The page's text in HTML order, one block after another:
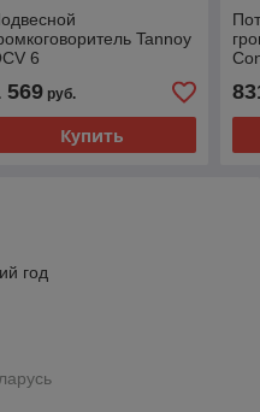
Tannoy
6
569руб.
Купить
год